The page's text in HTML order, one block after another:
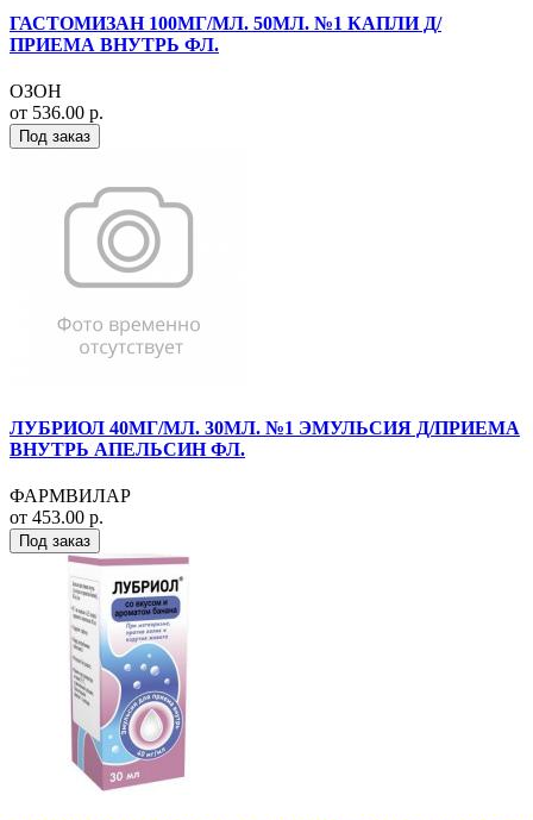
ГАСТОМИЗАН 100МГ/МЛ. 50МЛ. №1 КАПЛИ Д/
ПРИЕМА ВНУТРЬ ФЛ.
ОЗОН
от 536.00 р.
Под заказ
ЛУБРИОЛ 40МГ/МЛ. 30МЛ. №1 ЭМУЛЬСИЯ Д/ПРИЕМА
ВНУТРЬ АПЕЛЬСИН ФЛ.
ФАРМВИЛАР
от 453.00 р.
Под заказ